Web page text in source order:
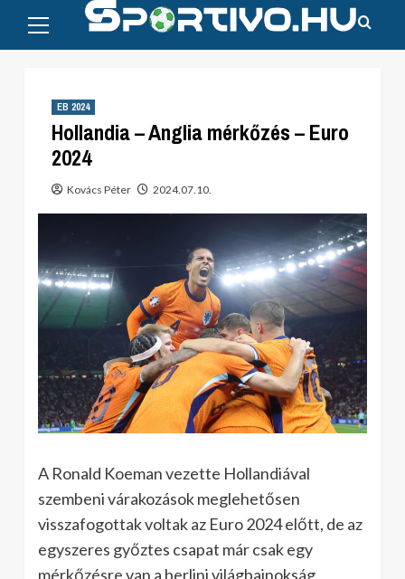
content
Menu
EB 2024
Hollandia – Anglia mérkőzés – Euro
2024
Kovács Péter 2024.07.10.
A Ronald Koeman vezette Hollandiával
szembeni várakozások meglehetősen
visszafogottak voltak az Euro 2024 előtt, de az
egyszeres győztes csapat már csak egy
mérkőzésre van a berlini világbajnokság